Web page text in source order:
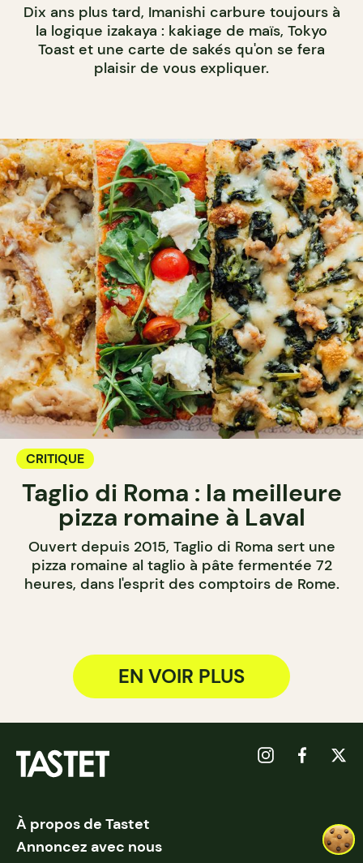
Dix ans plus tard, Imanishi carbure toujours à
la logique izakaya : kakiage de maïs, Tokyo
Toast et une carte de sakés qu'on se fera
plaisir de vous expliquer.
CRITIQUE
Taglio di Roma : la meilleure
pizza romaine à Laval
Ouvert depuis 2015, Taglio di Roma sert une
pizza romaine al taglio à pâte fermentée 72
heures, dans l'esprit des comptoirs de Rome.
EN VOIR PLUS
À propos de Tastet
Annoncez avec nous